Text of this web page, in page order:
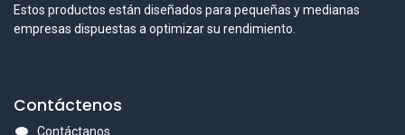
Estos productos están diseñados para pequeñas y medianas
empresas dispuestas a optimizar su rendimiento.
Contáctenos
Contáctanos